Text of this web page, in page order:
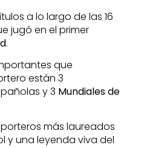
a lo largo de las 16
jugó en el primer
.
que
están 3
y 3 Mundiales de
más laureados
y una leyenda viva del